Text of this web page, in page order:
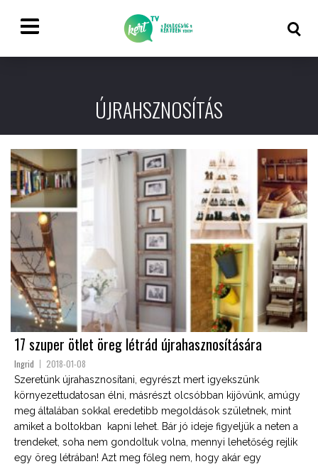
ÚJRAHSZNOSÍTÁS
17 szuper ötlet öreg létrád újrahasznosítására
Ingrid 2018-01-08
Szeretünk újrahasznosítani, egyrészt mert igyekszünk
környezettudatosan élni, másrészt olcsóbban kijövünk, amúgy
meg általában sokkal eredetibb megoldások születnek, mint
amiket a boltokban kapni lehet. Bár jó ideje figyeljük a neten a
trendeket, soha nem gondoltuk volna, mennyi lehetőség rejlik
egy öreg létrában! Azt meg főleg nem, hogy akár egy